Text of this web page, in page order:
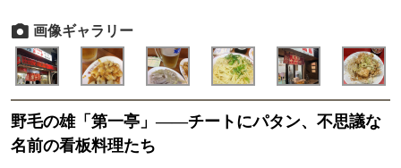
画像ギャラリー
野毛の雄「第一亭」——チートにパタン、不思議な
名前の看板料理たち